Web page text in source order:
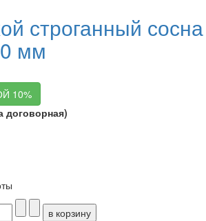
строганный сосна
мм
10%
договорная)